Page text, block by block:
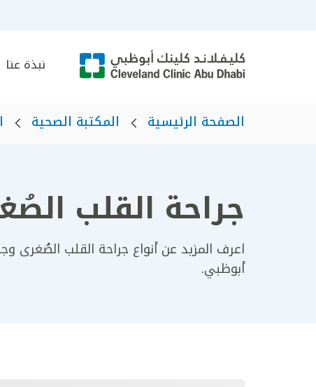
نبذة عنا
الصفحة الرئيسية المكتبة الصحية
جراحة القلب
اعرف المزيد عن أنواع جراحة القلب الصُغرى
أبوظبي.